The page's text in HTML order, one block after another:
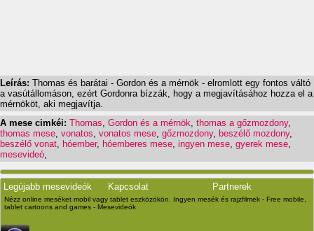
Leírás: Thomas és barátai - Gordon és a mérnök - elromlott egy fontos váltó
a vasútállomáson, ezért Gordonra bízzák, hogy a megjavításához hozza el a
mérnököt, aki megjavítja.
A mese cimkéi: Thomas Gordon és a mérnök thomas a gőzmozdony,
thomas mese vonatos vonatos mese gőzmozdony, beszélő mozdony,
beszélő vonat hóember, hóemberes mese ingyen mese gyerek mese
mesevideó
Legújabb mesevideók Kapcsolat Partnerek
Nézz online meséket mobil vagy tablet eszközökön. Ingyen mesék és rajzfilmek - Free mobile,
tablet cartoons and games - Mesevideók